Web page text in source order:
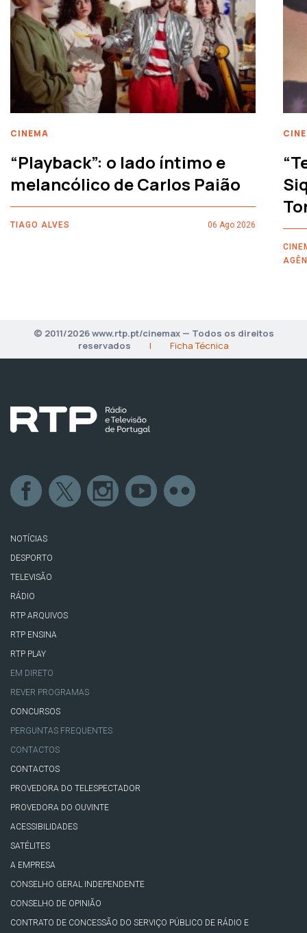
CINEMA
“Playback”: o lado íntimo e
melancólico de Carlos Paião
TIAGO ALVES 06 Ago 2026
© 2011/2026 www.rtp.pt/cinemax — Todos os direitos
reservados
| Ficha Técnica
NOTÍCIAS
DESPORTO
TELEVISÃO
RÁDIO
RTP ARQUIVOS
RTP ENSINA
RTP PLAY
EM DIRETO
REVER PROGRAMAS
CONCURSOS
PERGUNTAS FREQUENTES
CONTACTOS
CONTACTOS
PROVEDORA DO TELESPECTADOR
PROVEDORA DO OUVINTE
ACESSIBILIDADES
SATÉLITES
A EMPRESA
CONSELHO GERAL INDEPENDENTE
CONSELHO DE OPINIÃO
CONTRATO DE CONCESSÃO DO SERVIÇO PÚBLICO DE RÁDIO E